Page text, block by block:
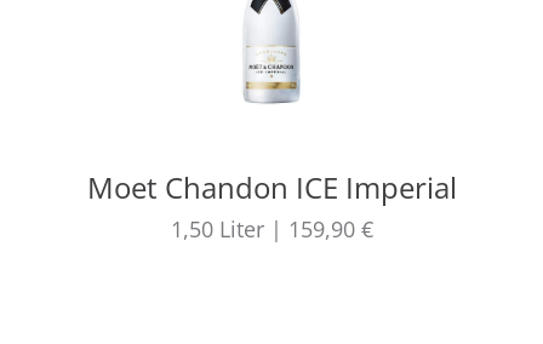
Moet Chandon ICE Imperial
1,50 Liter | 159,90 €